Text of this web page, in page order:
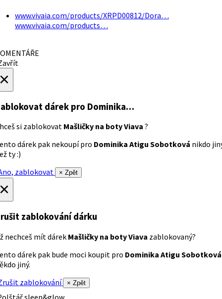
www.vivaia.com/products/XRPD00812/Dora…
www.vivaia.com/products…
dárek pro Dominika…
si zablokovat Mašličky na boty Viava ?
dárek pak nekoupí pro Dominika Atigu Sobotková nikdo
ty :)
zablokovat
× Zpět
zablokování dárku
nechceš mít dárek Mašličky na boty Viava zablokovaný?
dárek pak bude moci koupit pro Dominika Atigu Sobotková
jiný.
zablokování
× Zpět